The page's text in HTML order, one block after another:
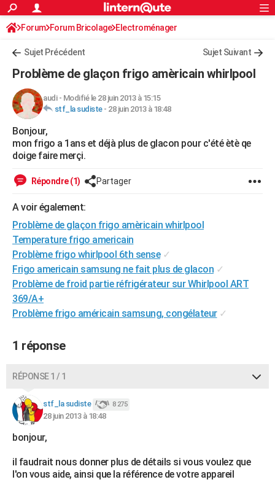
ACTUALITÉS
Politique
Société
Faits Divers
Education
Monde
Villes
+
FINANCE
Retraite
Impôts
Epargne
Immobilier
Risques naturels par ville
Banque
Assurance
Crédit
AUTO
Essais
Réserver un essai
Citadines
Berlines
SUV
Forum auto
+HIGH-TECH
Mobiles
Meilleur smartphone
Internet
Ordinateurs
Jeux vidéo
Guide high-tech
+
Forum
Aménagement intérieur
Extérieur
Cuisine
Salle de bains
Jardinage
Rangement
WEEK-END
Guides de France
Escapades
Patrimoine
Expositions
Musées
Week-end nature
+LIFESTYLE
Art de vivre
Bien-être
Loisirs
Mode
Modes de vie
SANTE
Alimentation
Guide de la santé
Maladies
Médicaments
Sommeil
VOYAGE
Destinations
City break
Voyage nature
Voyage de noces
Forum
Climat
+PHOTO
GUIDES D'ACHAT
BONS PLANS
Dictionnaire
Biographies
Citations
Expressions
Proverbes
PROGRAMME TV
COPAINS D'AVANT
S'inscrire
Se connecter
Lycées
Collèges
Primaires
Universités
Entreprises
Service militaire
Avis de recherche
AVIS DE DÉCÈS
S'inscrire
Connexion
Forum Forum Bricolage Electroménager
Sujet Précédent Sujet Suivant
Problème de glaçon frigo amèricain whirlpool
audi- Modifié le 28 juin 2013 à 15:15
stf_la sudiste- 28 juin 2013 à 18:48
Bonjour,
mon frigo a 1ans et déjà plus de glacon pour c'été ètè qe
doige faire merçi.
Répondre (1) Partager
A voir également:
Problème de glaçon frigo amèricain whirlpool
Temperature frigo americain
Problème frigo whirlpool 6th sense ✓
Frigo americain samsung ne fait plus de glacon ✓
Problème de froid partie réfrigérateur sur Whirlpool ART
369/A+
Problème frigo américain samsung, congélateur ✓
1 réponse
RÉPONSE 1 / 1
stf_la sudiste 8 275
28 juin 2013 à 18:48
bonjour,
il faudrait nous donner plus de détails si vous voulez que
l'on vous aide, ainsi que la référence de votre appareil